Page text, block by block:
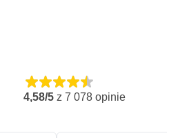
4,58/5 z 7 078 opinie